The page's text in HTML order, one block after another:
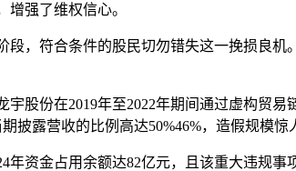
强了维权信心。
，符合条件的股民切勿错失这一挽损良
宇股份在2019年至2022年期间通过虚构贸
披露营收的比例高达50%46%，造假规模惊
资金占用余额达82亿元，且该重大违规